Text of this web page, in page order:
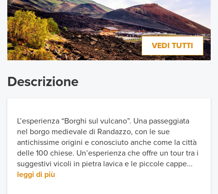
VEDI TUTTI
Descrizione
L’esperienza “Borghi sul vulcano”. Una passeggiata
nel borgo medievale di Randazzo, con le sue
antichissime origini e conosciuto anche come la città
delle 100 chiese. Un’esperienza che offre un tour tra i
suggestivi vicoli in pietra lavica e le piccole cappe...
leggi di più